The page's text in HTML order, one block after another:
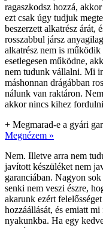
ragaszkodsz hozzá,
ezt csak úgy tudjuk
beszerzett alkatrész árát,
rosszabbul jársz
alkatrész nem is
esetlegesen működne,
nem tudunk vállalni. Mi
máshonnan drágábban
nálunk van raktáron.
akkor nincs kihez
+ Megmarad-e a gyári
Megnézem »
Nem. Illetve arra nem
javított készüléket nem
garanciában. Nagyon
senki nem veszi észre,
akarunk ezért
hozzáállását, és emiatt
nyakunkba. Ha egy